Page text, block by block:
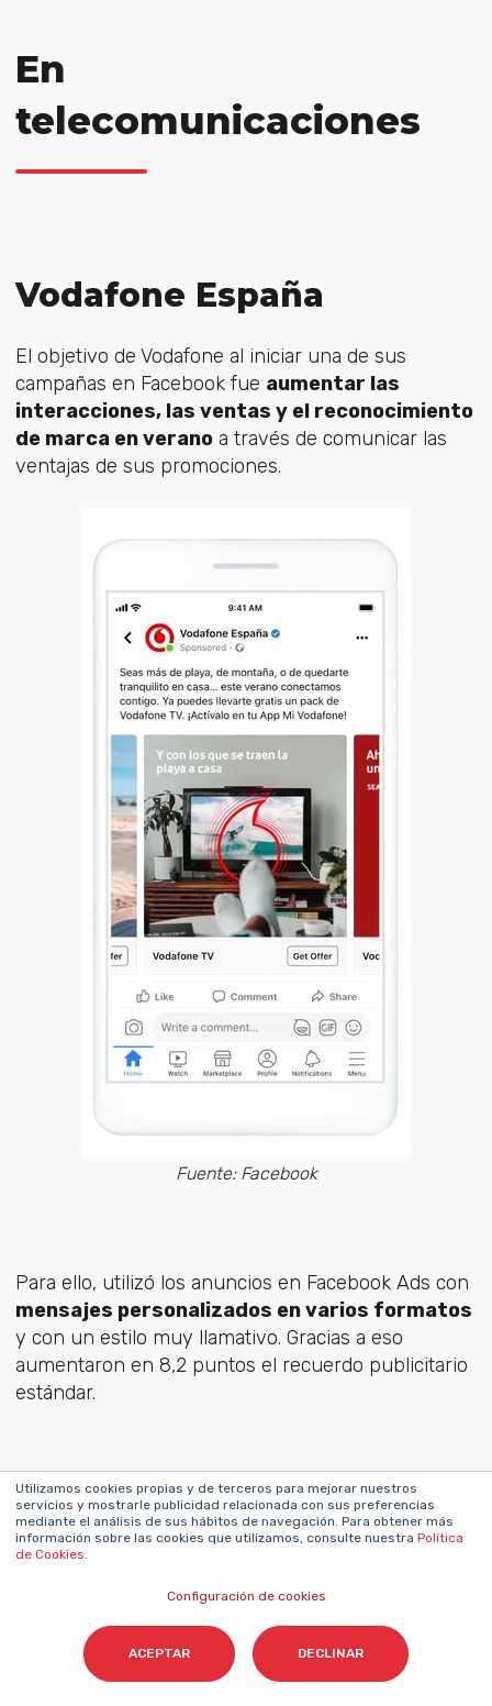
Utilizamos cookies propias y de terceros para mejorar nuestros
servicios y mostrarle publicidad relacionada con sus preferencias
mediante el análisis de sus hábitos de navegación. Para obtener más
información sobre las cookies que utilizamos, consulte nuestra Política
de Cookies.
Configuración de cookies
ACEPTAR DECLINAR
En
telecomunicaciones
Vodafone España
El objetivo de Vodafone al iniciar una de sus
campañas en Facebook fue aumentar las
interacciones, las ventas y el reconocimiento
de marca en veranoa través de comunicar las
ventajas de sus promociones.
Fuente: Facebook
Para ello, utilizó los anuncios en Facebook Ads con
mensajes personalizados en varios formatos
y con un estilo muy llamativo. Gracias a eso
aumentaron en 8,2 puntos el recuerdo publicitario
estándar.
En el sector de la
moda